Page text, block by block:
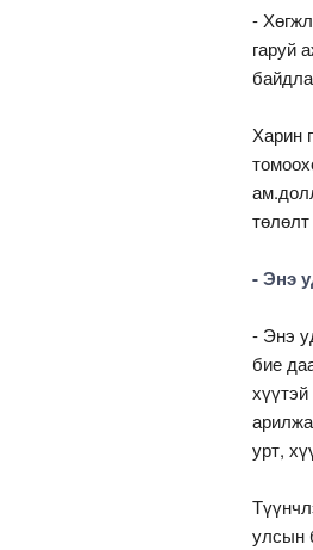
-
гаруй
Харин
-Энэ
- Энэ
бие
урт,
улсын